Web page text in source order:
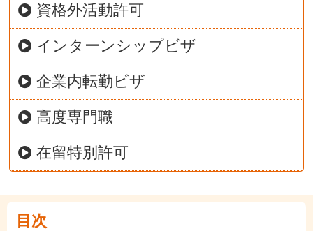
資格外活動許可
インターンシップビザ
企業内転勤ビザ
高度専門職
在留特別許可
目次